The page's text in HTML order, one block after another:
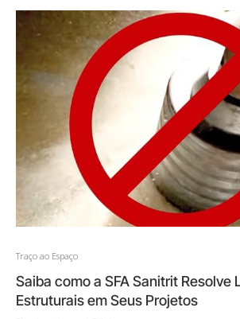
Traço ao Espaço
Saiba como a SFA Sanitrit Resolve
Estruturais em Seus Projetos